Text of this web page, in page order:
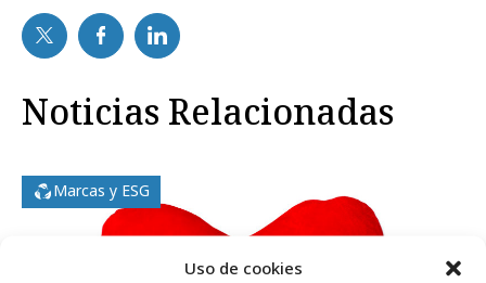
Uso de cookies
Noticias Relacionadas
Marcas y ESG